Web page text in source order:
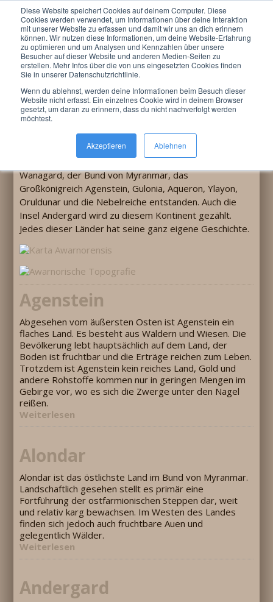
Diese Website speichert Cookies auf deinem Computer. Diese
Cookies werden verwendet, um Informationen über deine Interaktion
mit unserer Website zu erfassen und damit wir uns an dich erinnern
können. Wir nutzen diese Informationen, um deine Website-Erfahrung
zu optimieren und um Analysen und Kennzahlen über unsere
Besucher auf dieser Website und anderen Medien-Seiten zu
erstellen. Mehr Infos über die von uns eingesetzten Cookies finden
Sie in unserer Datenschutzrichtlinie.
Wenn du ablehnst, werden deine Informationen beim Besuch dieser
Website nicht erfasst. Ein einzelnes Cookie wird in deinem Browser
gesetzt, um daran zu erinnern, dass du nicht nachverfolgt werden
möchtest.
Akzeptieren Ablehnen
Menu
Du bist hier:LARP »Awarnor»Bibliothek zu
Nauheim»Großer Saal
Suchen
Die Spielwelt des Farmion e.V. ist der Fantasiekontinent
Awarnor, auf dem das Farmionische Großreich,
Wanagard, der Bund von Myranmar, das
Großkönigreich Agenstein, Gulonia, Aqueron, Ylayon,
Oruldunar und die Nebelreiche entstanden. Auch die
Insel Andergard wird zu diesem Kontinent gezählt.
Jedes dieser Länder hat seine ganz eigene Geschichte.
Agenstein
Abgesehen vom äußersten Osten ist Agenstein ein
flaches Land. Es besteht aus Wäldern und Wiesen. Die
Bevölkerung lebt hauptsächlich auf dem Land, der
Boden ist fruchtbar und die Erträge reichen zum Leben.
Trotzdem ist Agenstein kein reiches Land, Gold und
andere Rohstoffe kommen nur in geringen Mengen im
Gebirge vor, wo es sich die Zwerge unter den Nagel
reißen.
Weiterlesen
Alondar
Alondar ist das östlichste Land im Bund von Myranmar.
Landschaftlich gesehen stellt es primär eine
Fortführung der ostfarmionischen Steppen dar, weit
und relativ karg bewachsen. Im Westen des Landes
finden sich jedoch auch fruchtbare Auen und
gelegentlich Wälder.
Weiterlesen
Andergard